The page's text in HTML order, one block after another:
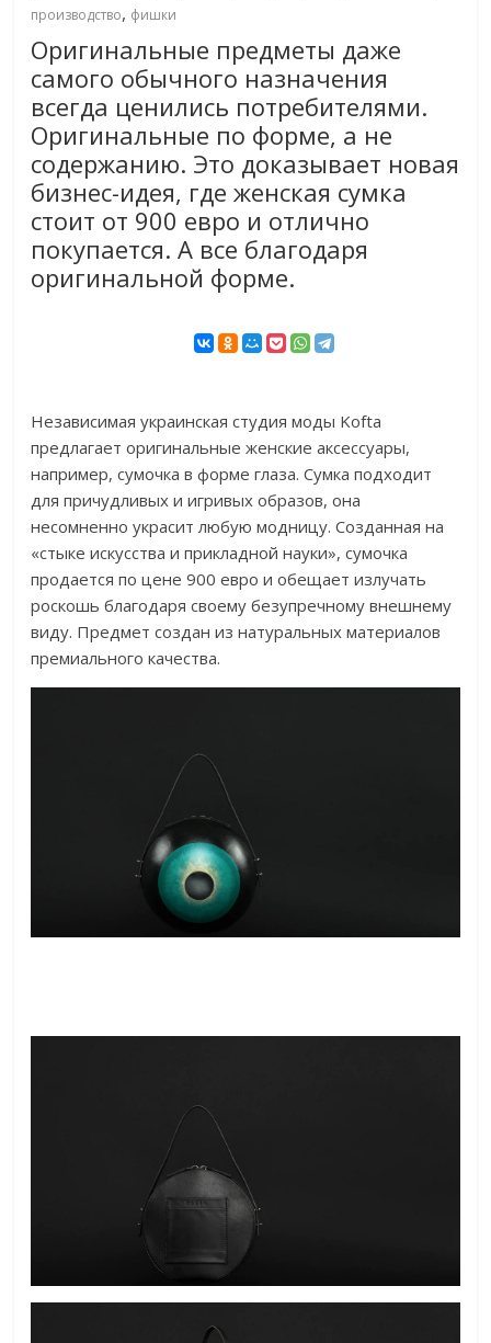
производство, фишки
Оригинальные предметы даже
самого обычного назначения
всегда ценились потребителями.
Оригинальные по форме, а не
содержанию. Это доказывает новая
бизнес-идея, где женская сумка
стоит от 900 евро и отлично
покупается. А все благодаря
оригинальной форме.
Независимая украинская студия моды Kofta
предлагает оригинальные женские аксессуары,
например, сумочка в форме глаза. Сумка подходит
для причудливых и игривых образов, она
несомненно украсит любую модницу. Созданная на
«стыке искусства и прикладной науки», сумочка
продается по цене 900 евро и обещает излучать
роскошь благодаря своему безупречному внешнему
виду. Предмет создан из натуральных материалов
премиального качества.